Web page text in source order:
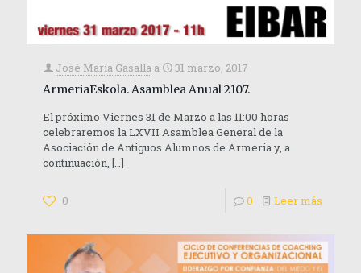
José María Gasalla a
31 marzo, 2017
ArmeriaEskola. Asamblea Anual 2107.
El próximo Viernes 31 de Marzo a las 11:00 horas
celebraremos la LXVII Asamblea General de la
Asociación de Antiguos Alumnos de Armeria y, a
continuación, […]
0 0 Leer más